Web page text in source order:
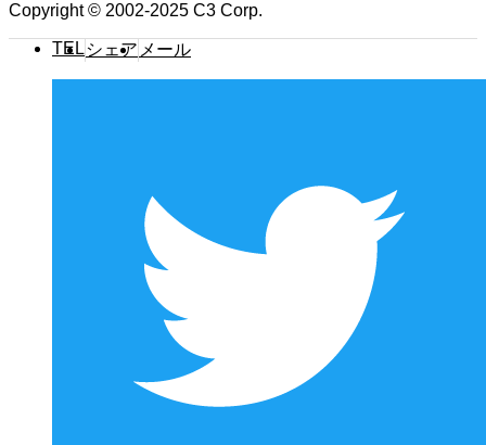
Copyright © 2002-2025 C3 Corp.
TEL シェア メール